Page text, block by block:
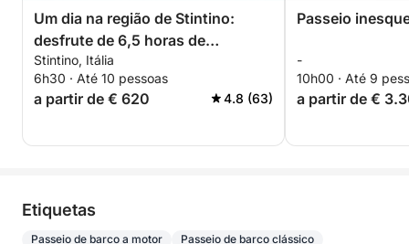
Um dia na região de Stintino:
desfrute de 6,5 horas de
exploração a bordo de uma
lancha de 14 metros.
Stintino, Itália
6h30 · Até 10 pessoas
a partir de € 620 4.8 (63)
Passeio
-
10h00 · Até 9
a partir de €
Etiquetas
Passeio de barco a motor
Passeio de barco clássico